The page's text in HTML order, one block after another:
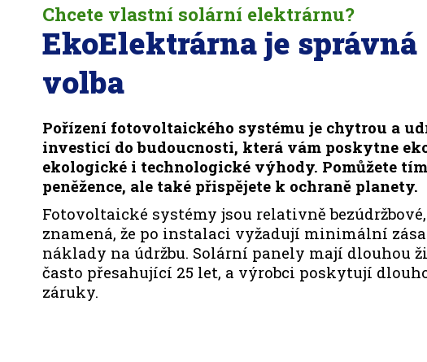
Chcete vlastní solární elektrárnu?
EkoElektrárna je správná
volba
Pořízení fotovoltaického systému je chytrou a
investicí do budoucnosti, která vám poskytne
ekologické i technologické výhody. Pomůžete
peněžence, ale také přispějete k ochraně planety.
Fotovoltaické systémy jsou relativně
znamená, že po instalaci vyžadují minimální
náklady na údržbu. Solární panely mají dlouhou
často přesahující 25 let, a výrobci poskytují
záruky.